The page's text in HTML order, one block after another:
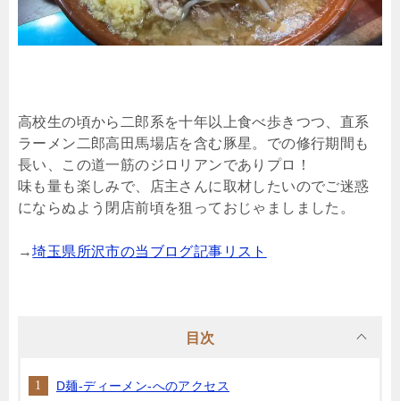
高校生の頃から二郎系を十年以上食べ歩きつつ、直系
ラーメン二郎高田馬場店を含む豚星。での修行期間も
長い、この道一筋のジロリアンでありプロ！
味も量も楽しみで、店主さんに取材したいのでご迷惑
にならぬよう閉店前頃を狙っておじゃましました。
→埼玉県所沢市の当ブログ記事リスト
目次
D麺-ディーメン-へのアクセス